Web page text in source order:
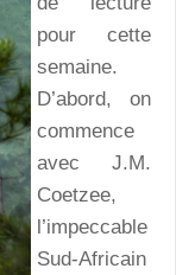
pour cette
semaine.
D’abord, on
commence
avec J.M.
Coetzee,
l’impeccable
Sud-Africain